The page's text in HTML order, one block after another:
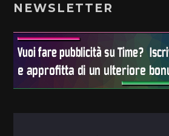
NEWSLETTER